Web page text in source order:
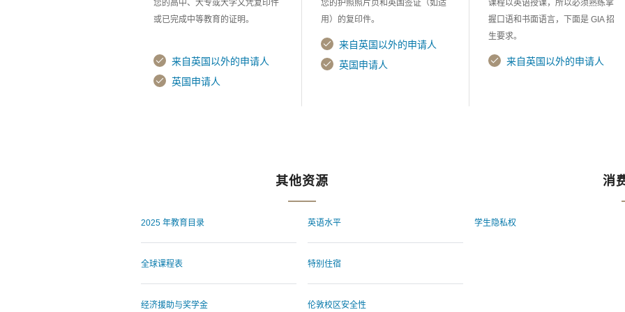
您的高中、大专或大学文凭复印件
或已完成中等教育的证明。
来自英国以外的申请人
英国申请人
您的护照照片页和英国签证（如适
用）的复印件。
来自英国以外的申请人
英国申请人
课程以英语授课，所以必须熟练掌
握口语和书面语言，下面是 GIA 招
生要求。
来自英国以外的申请人
其他资源
2025 年教育目录
全球课程表
经济援助与奖学金
英语水平
特别住宿
伦敦校区安全性
消
学生隐私权